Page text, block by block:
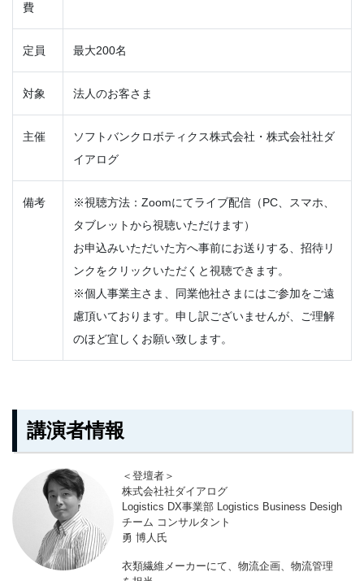
費
定員 最大200名
対象 法人のお客さま
主催
ソフトバンクロボティクス株式会社・株式会社社ダ
イアログ
備考
※視聴方法：Zoomにてライブ配信（PC、スマホ、
タブレットから視聴いただけます）
お申込みいただいた方へ事前にお送りする、招待リ
ンクをクリックいただくと視聴できます。
※個人事業主さま、同業他社さまにはご参加をご遠
慮頂いております。申し訳ございませんが、ご理解
のほど宜しくお願い致します。
講演者情報
＜登壇者＞
株式会社社ダイアログ
Logistics DX事業部 Logistics Business Desigh
チーム コンサルタント
勇 博人氏
衣類繊維メーカーにて、物流企画、物流管理